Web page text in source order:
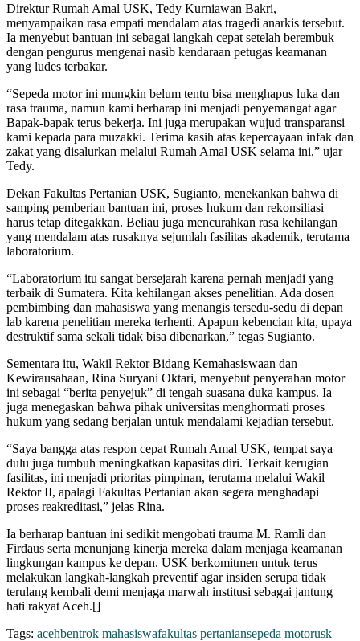
Direktur Rumah Amal USK, Tedy Kurniawan Bakri,
menyampaikan rasa empati mendalam atas tragedi anarkis tersebut.
Ia menyebut bantuan ini sebagai langkah cepat setelah berembuk
dengan pengurus mengenai nasib kendaraan petugas keamanan
yang ludes terbakar.
“Sepeda motor ini mungkin belum tentu bisa menghapus luka dan
rasa trauma, namun kami berharap ini menjadi penyemangat agar
Bapak-bapak terus bekerja. Ini juga merupakan wujud transparansi
kami kepada para muzakki. Terima kasih atas kepercayaan infak dan
zakat yang disalurkan melalui Rumah Amal USK selama ini,” ujar
Tedy.
Dekan Fakultas Pertanian USK, Sugianto, menekankan bahwa di
samping pemberian bantuan ini, proses hukum dan rekonsiliasi
harus tetap ditegakkan. Beliau juga mencurahkan rasa kehilangan
yang mendalam atas rusaknya sejumlah fasilitas akademik, terutama
laboratorium.
“Laboratorium itu sangat bersejarah karena pernah menjadi yang
terbaik di Sumatera. Kita kehilangan akses penelitian. Ada dosen
pembimbing dan mahasiswa yang menangis tersedu-sedu di depan
lab karena penelitian mereka terhenti. Apapun kebencian kita, upaya
destruktif sama sekali tidak bisa dibenarkan,” tegas Sugianto.
Sementara itu, Wakil Rektor Bidang Kemahasiswaan dan
Kewirausahaan, Rina Suryani Oktari, menyebut penyerahan motor
ini sebagai “berita penyejuk” di tengah suasana duka kampus. Ia
juga menegaskan bahwa pihak universitas menghormati proses
hukum yang sedang berjalan untuk mendalami kejadian tersebut.
“Saya bangga atas respon cepat Rumah Amal USK, tempat saya
dulu juga tumbuh meningkatkan kapasitas diri. Terkait kerugian
fasilitas, ini menjadi prioritas pimpinan, terutama melalui Wakil
Rektor II, apalagi Fakultas Pertanian akan segera menghadapi
proses reakreditasi,” jelas Rina.
Ia berharap bantuan ini sedikit mengobati trauma M. Ramli dan
Firdaus serta menunjang kinerja mereka dalam menjaga keamanan
lingkungan kampus ke depan. USK berkomitmen untuk terus
melakukan langkah-langkah preventif agar insiden serupa tidak
terulang kembali demi menjaga marwah institusi sebagai jantung
hati rakyat Aceh.[]
Tags: acehbentrok mahasiswafakultas pertaniansepeda motorusk